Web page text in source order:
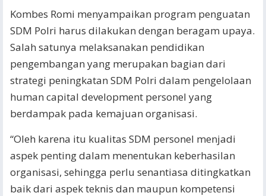
Kombes Romi menyampaikan program penguatan
SDM Polri harus dilakukan dengan beragam upaya.
Salah satunya melaksanakan pendidikan
pengembangan yang merupakan bagian dari
strategi peningkatan SDM Polri dalam pengelolaan
human capital development personel yang
berdampak pada kemajuan organisasi.
“Oleh karena itu kualitas SDM personel menjadi
aspek penting dalam menentukan keberhasilan
organisasi, sehingga perlu senantiasa ditingkatkan
baik dari aspek teknis dan maupun kompetensi